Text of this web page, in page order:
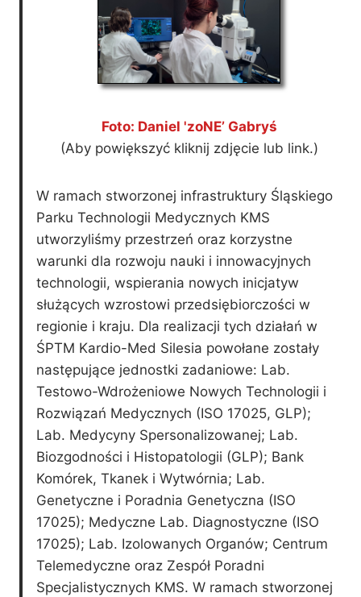
Foto: Daniel 'zoNE’ Gabryś
(Aby powiększyć kliknij zdjęcie lub link.)
W ramach stworzonej infrastruktury Śląskiego
Parku Technologii Medycznych KMS
utworzyliśmy przestrzeń oraz korzystne
warunki dla rozwoju nauki i innowacyjnych
technologii, wspierania nowych inicjatyw
służących wzrostowi przedsiębiorczości w
regionie i kraju. Dla realizacji tych działań w
ŚPTM Kardio-Med Silesia powołane zostały
następujące jednostki zadaniowe: Lab.
Testowo-Wdrożeniowe Nowych Technologii i
Rozwiązań Medycznych (ISO 17025, GLP);
Lab. Medycyny Spersonalizowanej; Lab.
Biozgodności i Histopatologii (GLP); Bank
Komórek, Tkanek i Wytwórnia; Lab.
Genetyczne i Poradnia Genetyczna (ISO
17025); Medyczne Lab. Diagnostyczne (ISO
17025); Lab. Izolowanych Organów; Centrum
Telemedyczne oraz Zespół Poradni
Specjalistycznych KMS. W ramach stworzonej